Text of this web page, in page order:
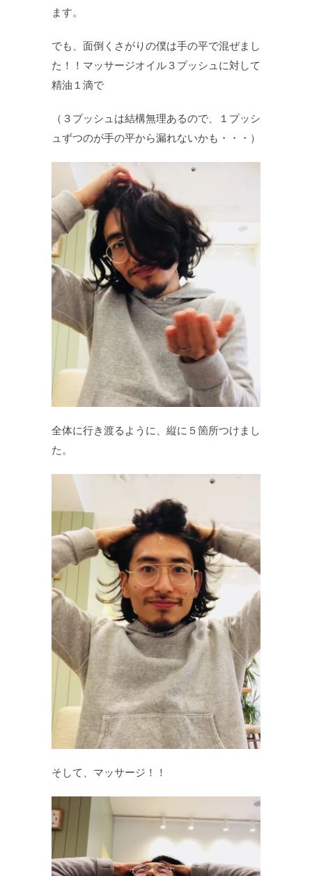
ます。
でも、面倒くさがりの僕は手の平で混ぜまし
た！！マッサージオイル３プッシュに対して
精油１滴で
（３プッシュは結構無理あるので、１プッシ
ュずつのが手の平から漏れないかも・・・）
全体に行き渡るように、縦に５箇所つけまし
た。
そして、マッサージ！！